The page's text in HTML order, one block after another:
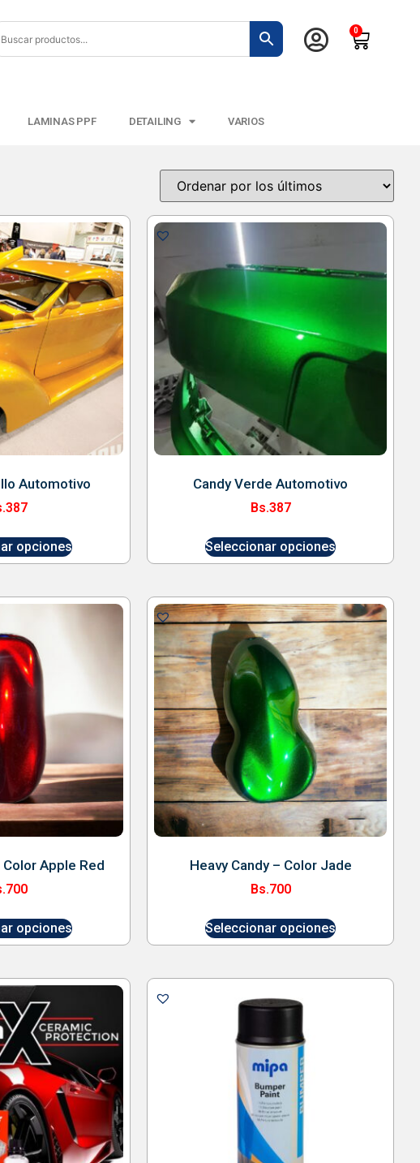
0
LAMINAS PPF DETAILING VARIOS
Automotivo
387
opciones
Candy Verde Automotivo
Bs.387
Seleccionar opciones
Color Apple Red
700
opciones
Heavy Candy – Color Jade
Bs.700
Seleccionar opciones